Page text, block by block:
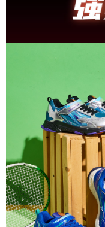
權轉讓予恩沛科技股份有限
２．關於個人資料處理事
５．嚴禁一人註冊多個帳
恩沛科技股份有限公司將有